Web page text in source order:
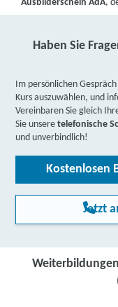
Ausbilderschein AdA,
Haben Sie
Im persönlichen
Kurs auszuwählen, und
Vereinbaren Sie gleich
Sie unseretelefonische
und unverbindlich!
Kostenlosen
Jetzt